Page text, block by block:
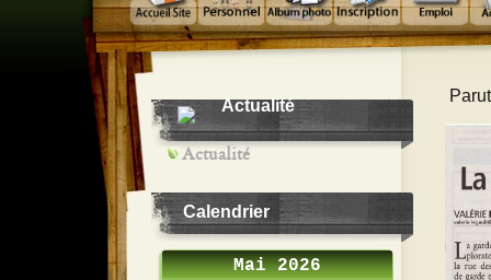
Actualité
Actualité
Calendrier
Mai 2026